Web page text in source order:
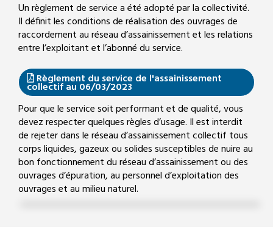
Un règlement de service a été adopté par la collectivité.
Il définit les conditions de réalisation des ouvrages de
raccordement au réseau d’assainissement et les relations
entre l’exploitant et l’abonné du service.
Règlement du service de l'assainissement
collectif au 06/03/2023
Pour que le service soit performant et de qualité, vous
devez respecter quelques règles d’usage. Il est interdit
de rejeter dans le réseau d’assainissement collectif tous
corps liquides, gazeux ou solides susceptibles de nuire au
bon fonctionnement du réseau d’assainissement ou des
ouvrages d’épuration, au personnel d’exploitation des
ouvrages et au milieu naturel.